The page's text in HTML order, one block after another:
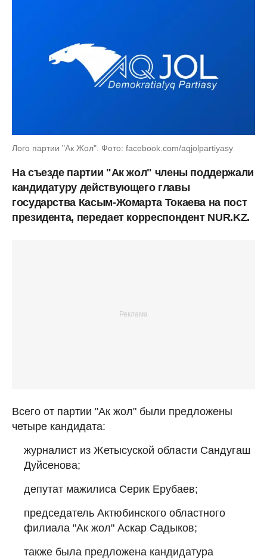
Лого партии "Ак Жол". Фото: facebook.com/aqjolpartiyasy
На съезде партии "Ак жол" члены поддержали
кандидатуру действующего главы
государства Касым-Жомарта Токаева на пост
президента, передает корреспондент NUR.KZ.
Всего от партии "Ак жол" были предложены
четыре кандидата:
журналист из Жетысуской области Сандугаш
Дуйсенова;
депутат мажилиса Серик Ерубаев;
председатель Актюбинского областного
филиала "Ак жол" Аскар Садыков;
также была предложена кандидатура